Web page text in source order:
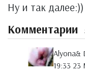
Ну и так далее:))
Комментарии
Alyona&
19:33 23